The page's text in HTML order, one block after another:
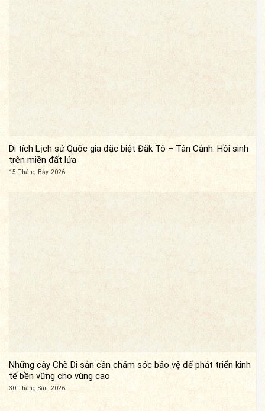
Di tích Lịch sử Quốc gia đặc biệt Đăk Tô – Tân Cảnh: Hồi sinh
trên miền đất lửa
15 Tháng Bảy, 2026
Những cây Chè Di sản cần chăm sóc bảo vệ để phát triển kinh
tế bền vững cho vùng cao
30 Tháng Sáu, 2026